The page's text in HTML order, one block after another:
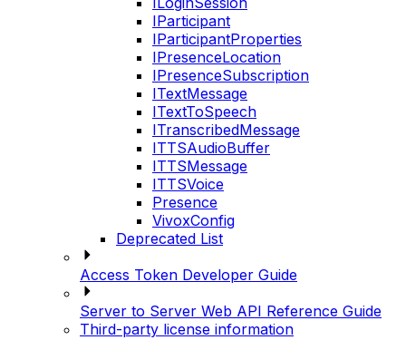
IParticipant
IParticipantProperties
IPresenceLocation
IPresenceSubscription
ITextMessage
ITextToSpeech
ITranscribedMessage
ITTSAudioBuffer
ITTSMessage
ITTSVoice
Presence
VivoxConfig
Deprecated List
Access Token Developer Guide
Server to Server Web API Reference Guide
Third-party license information